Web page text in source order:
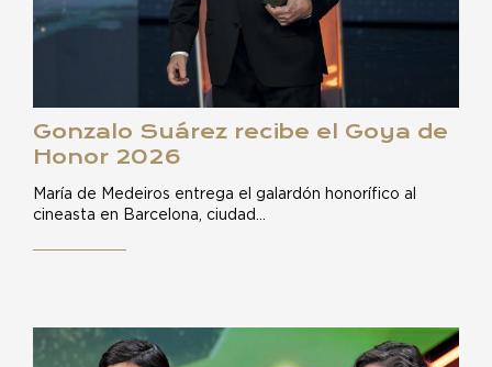
Gonzalo Suárez recibe el Goya de
Honor 2026
María de Medeiros entrega el galardón honorífico al
cineasta en Barcelona, ciudad…